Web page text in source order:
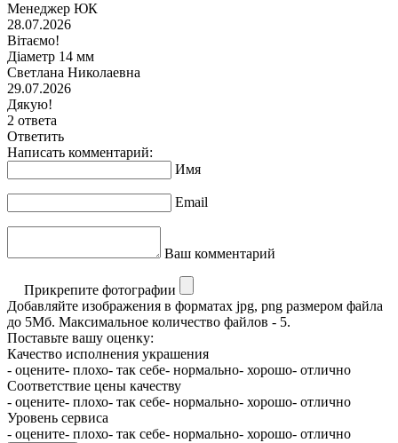
Менеджер ЮК
28.07.2026
Вітаємо!
Діаметр 14 мм
Светлана Николаевна
29.07.2026
Дякую!
2 ответа
Ответить
Написать комментарий:
Имя
Email
Ваш комментарий
Прикрепите фотографии
Добавляйте изображения в форматах jpg, png размером файла
до 5Мб. Максимальное количество файлов - 5.
Поставьте вашу оценку:
Качество исполнения украшения
- оцените- плохо- так себе- нормально- хорошо- отлично
Соответствие цены качеству
- оцените- плохо- так себе- нормально- хорошо- отлично
Уровень сервиса
- оцените- плохо- так себе- нормально- хорошо- отлично